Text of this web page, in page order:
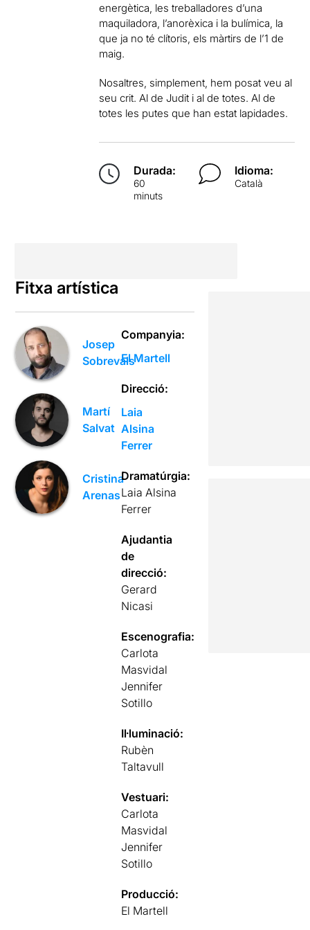
energètica, les treballadores d’una
maquiladora, l’anorèxica i la bulímica, la
que ja no té clítoris, els màrtirs de l’1 de
maig.
Nosaltres, simplement, hem posat veu al
seu crit. Al de Judit i al de totes. Al de
totes les putes que han estat lapidades.
Durada:
60
minuts
Idioma:
Català
Fitxa artística
Josep
Sobrevals
Martí
Salvat
Cristina
Arenas
Companyia:
El Martell
Direcció:
Laia
Alsina
Ferrer
Dramatúrgia:
Laia Alsina
Ferrer
Ajudantia
de
direcció:
Gerard
Nicasi
Escenografia:
Carlota
Masvidal
Jennifer
Sotillo
Il·luminació:
Rubèn
Taltavull
Vestuari:
Carlota
Masvidal
Jennifer
Sotillo
Producció:
El Martell